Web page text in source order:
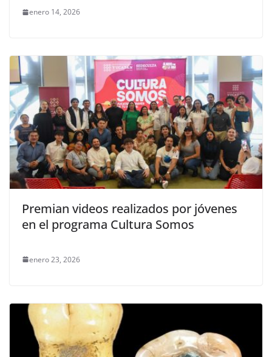
enero 14, 2026
Premian videos realizados por jóvenes
en el programa Cultura Somos
enero 23, 2026